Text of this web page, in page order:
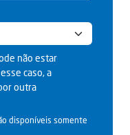
não estar
caso, a
outra
disponíveis somente